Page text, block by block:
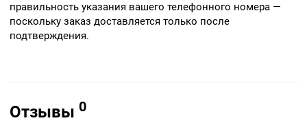
правильность указания вашего телефонного номера —
поскольку заказ доставляется только после
подтверждения.
Отзывы 0